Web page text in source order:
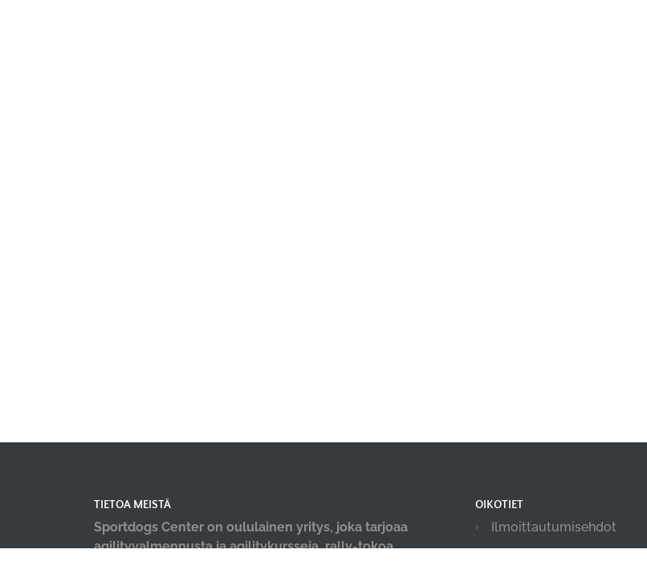
TIETOA MEISTÄ
Sportdogs Center on oululainen yritys, joka tarjoaa
agilityvalmennusta ja agilitykursseja, rally-tokoa,
OIKOTIET
Ilmoittautumisehdot